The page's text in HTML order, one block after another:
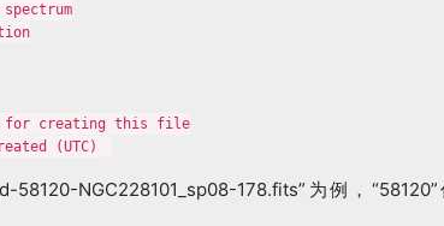
for creating this file
(UTC)
NGC228101_sp08-178.fits”为例，